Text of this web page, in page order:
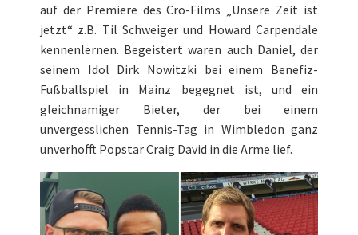
auf der Premiere des Cro-Films „Unsere Zeit ist
jetzt“ z.B. Til Schweiger und Howard Carpendale
kennenlernen. Begeistert waren auch Daniel, der
seinem Idol Dirk Nowitzki bei einem Benefiz-
Fußballspiel in Mainz begegnet ist, und ein
gleichnamiger Bieter, der bei einem
unvergesslichen Tennis-Tag in Wimbledon ganz
unverhofft Popstar Craig David in die Arme lief.